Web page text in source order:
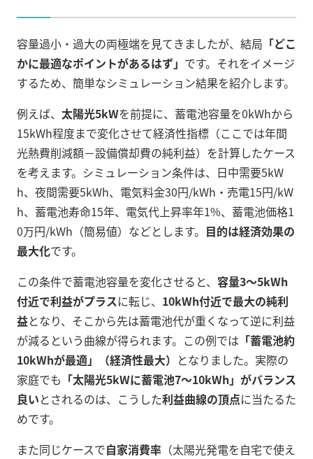
容量過小・過大の両極端を見てきましたが、結局 「どこ
かに最適なポイントがあるはず」 です。それをイメージ
するため、簡単なシミュレーション結果を紹介します。
例えば、 太陽光5kWを前提に、蓄電池容量を0kWhから
15kWh程度まで変化させて経済性指標（ここでは年間
光熱費削減額－設備償却費の純利益）を計算したケース
を考えます。シミュレーション条件は、日中需要5kW
h、夜間需要5kWh、電気料金30円/kWh・売電15円/kW
h、蓄電池寿命15年、電気代上昇率年1%、蓄電池価格1
0万円/kWh（簡易値）などとします。 目的は経済効果の
最大化です。
この条件で蓄電池容量を変化させると、 容量3～5kWh
付近で利益がプラスに転じ、 10kWh付近で最大の純利
益となり、そこから先は蓄電池代が重くなって逆に利益
が減るという曲線が得られます。この例では 「蓄電池約
10kWhが最適」（経済性最大） となりました。実際の
家庭でも 「太陽光5kWに蓄電池7～10kWh」がバランス
良いとされるのは、こうした利益曲線の頂点に当たるた
めです。
また同じケースで自家消費率 （太陽光発電を自宅で使え